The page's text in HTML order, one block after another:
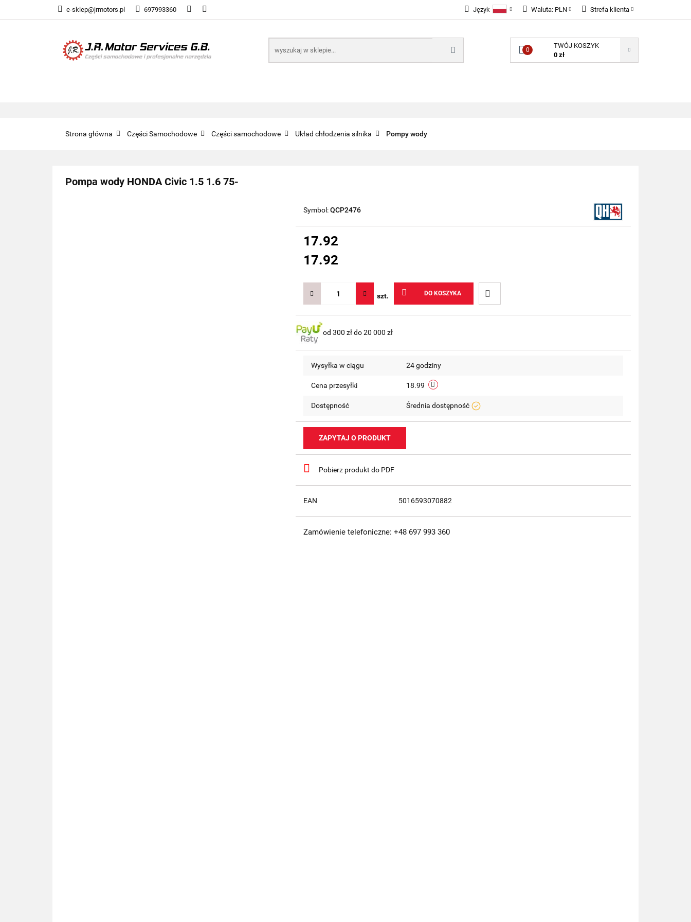
e-sklep@jrmotors.pl 697993360 Język Waluta: PLN
EUR
GBP
Strefa klienta
Zarejestruj się
Dodaj zgłoszenie
0
TWÓJ KOSZYK
0 zł
UKŁADY PALIWOWE AKTUALNOŚCI
KOMPONENTY ELEKTRONICZNE B2B
Strona główna Części Samochodowe Części samochodowe Układ chłodzenia silnika Pompy wody
Pompa wody HONDA Civic 1.5 1.6 75-
Symbol:QCP2476
17.92
17.92
szt. DO KOSZYKA
Do
od 300 zł do 20 000 zł
Wysyłka w ciągu 24 godziny
Cena przesyłki 18.99
Dostępność Średnia dostępność
ZAPYTAJ O PRODUKT
Pobierz produkt do PDF
EAN 5016593070882
Zamówienie telefoniczne: +48 697 993 360